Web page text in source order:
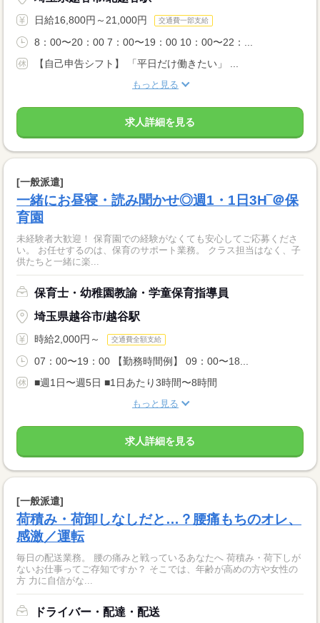
日給16,800円～21,000円 交通費一部支給
8：00〜20：00 7：00〜19：00 10：00〜22：...
【自己申告シフト】 「平日だけ働きたい」 ...
もっと見る
求人詳細を見る
[一般派遣]
一緒にお昼寝・読み聞かせ◎週1・1日3H‾＠保
育園
未経験者大歓迎！ 保育園での経験がなくても安心してご応募くださ
い。 お任せするのは、保育のサポート業務。 クラス担当はなく、子
供たちと一緒に楽...
保育士・幼稚園教諭・学童保育指導員
埼玉県越谷市/越谷駅
時給2,000円～ 交通費全額支給
07：00〜19：00 【勤務時間例】 09：00〜18...
■週1日〜週5日 ■1日あたり3時間〜8時間
もっと見る
求人詳細を見る
[一般派遣]
荷積み・荷卸しなしだと…？腰痛もちのオレ、
感激／運転
毎日の配送業務。 腰の痛みと戦っているあなたへ 荷積み・荷下しが
ないお仕事ってご存知ですか？ そこでは、年齢が高めの方や女性の
方 力に自信がな...
ドライバー・配達・配送